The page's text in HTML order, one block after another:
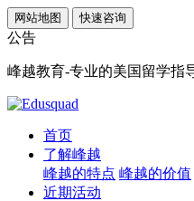
网站地图 快速咨询
公告
峰越教育-专业的美国留学指
首页
了解峰越
峰越的特点 峰越的价值
近期活动